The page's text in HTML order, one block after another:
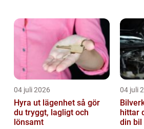
...
04 juli 2026
Hyra ut lägenhet så gör
du tryggt, lagligt och
lönsamt
04 juli
hittar
din bil